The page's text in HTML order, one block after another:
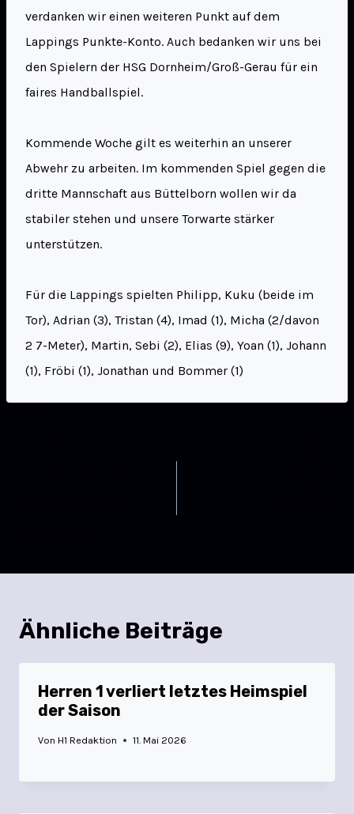
verdanken wir einen weiteren Punkt auf dem
Lappings Punkte-Konto. Auch bedanken wir uns bei
den Spielern der HSG Dornheim/Groß-Gerau für ein
faires Handballspiel.
Kommende Woche gilt es weiterhin an unserer
Abwehr zu arbeiten. Im kommenden Spiel gegen die
dritte Mannschaft aus Büttelborn wollen wir da
stabiler stehen und unsere Torwarte stärker
unterstützen.
Für die Lappings spielten Philipp, Kuku (beide im
Tor), Adrian (3), Tristan (4), Imad (1), Micha (2/davon
2 7-Meter), Martin, Sebi (2), Elias (9), Yoan (1), Johann
(1), Fröbi (1), Jonathan und Bommer (1)
Ähnliche Beiträge
Herren 1 verliert letztes Heimspiel
der Saison
Von H1 Redaktion 11. Mai 2026